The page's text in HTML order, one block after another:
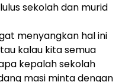
sekolah dan murid
menyangkan hal ini
kalau kita semua
kepalah sekolah
masi minta dengan